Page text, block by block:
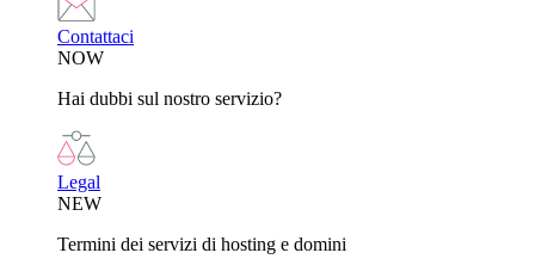
Contattaci
NOW
Hai dubbi sul nostro servizio?
Legal
NEW
Termini dei servizi di hosting e domini